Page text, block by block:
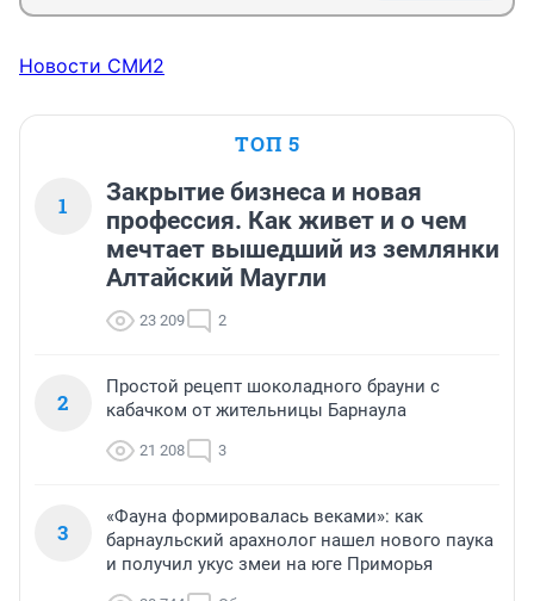
Новости СМИ2
ТОП 5
1
Закрытие бизнеса и новая
профессия. Как живет и о чем
мечтает вышедший из землянки
Алтайский Маугли
23 209 2
2
Простой рецепт шоколадного брауни с
кабачком от жительницы Барнаула
21 208 3
3
«Фауна формировалась веками»: как
барнаульский арахнолог нашел нового паука
и получил укус змеи на юге Приморья